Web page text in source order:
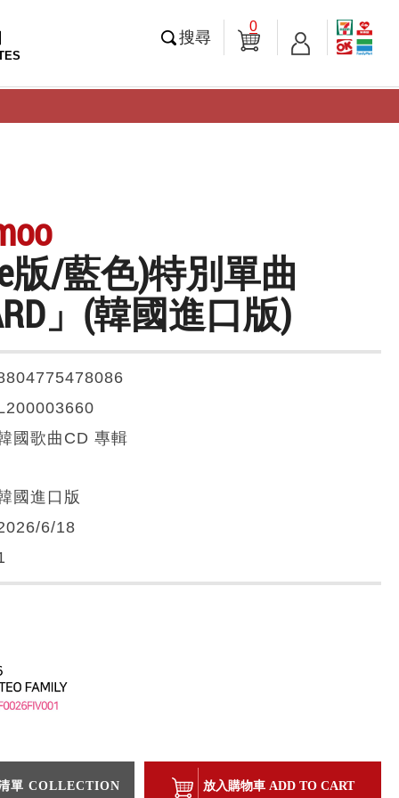
搜尋
0
版/藍色)特別單曲
」(韓國進口版)
國歌曲CD 專輯
國進口版
6/18
單 COLLECTION 放入購物車 ADD TO CART